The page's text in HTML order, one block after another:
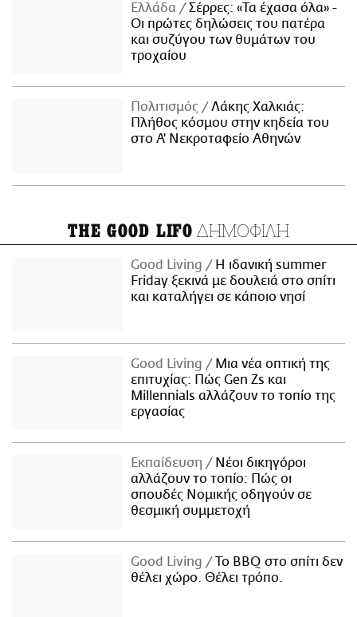
Ελλάδα
Σέρρες: «Τα έχασα όλα» -
Οι πρώτες δηλώσεις του πατέρα
και συζύγου των θυμάτων του
τροχαίου
Πολιτισμός
Λάκης Χαλκιάς:
Πλήθος κόσμου στην κηδεία του
στο Α' Νεκροταφείο Αθηνών
THE GOOD LIFO ΔΗΜΟΦΙΛΗ
Good Living
Η ιδανική summer
Friday ξεκινά με δουλειά στο σπίτι
και καταλήγει σε κάποιο νησί
Good Living
Μια νέα οπτική της
επιτυχίας: Πώς Gen Zs και
Millennials αλλάζουν το τοπίο της
εργασίας
Εκπαίδευση
Νέοι δικηγόροι
αλλάζουν το τοπίο: Πώς οι
σπουδές Νομικής οδηγούν σε
θεσμική συμμετοχή
Good Living
Το BBQ στο σπίτι δεν
θέλει χώρο. Θέλει τρόπο.